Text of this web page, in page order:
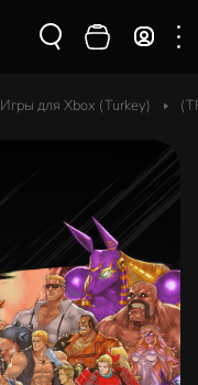
Игры для Xbox (Turkey)